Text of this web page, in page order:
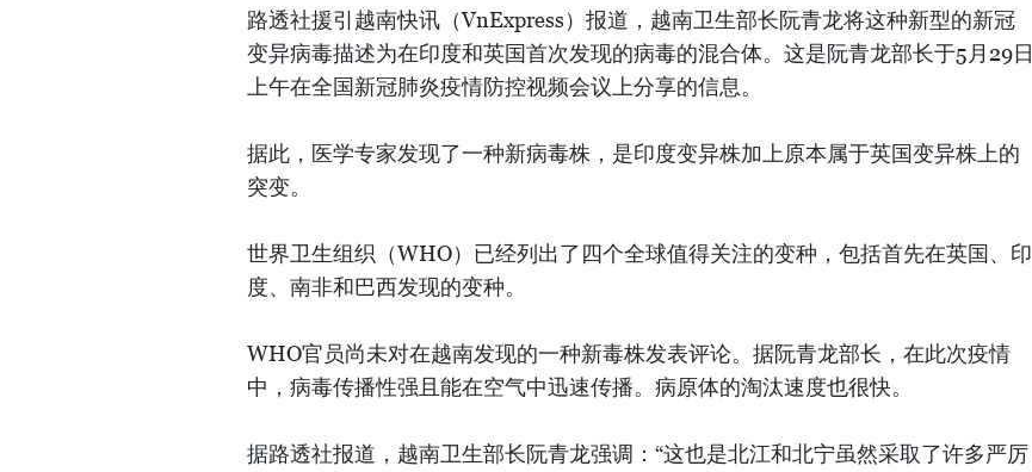
路透社援引越南快讯（VnExpress）报道，越南卫生部长阮青龙将这种新型的新冠
变异病毒描述为在印度和英国首次发现的病毒的混合体。这是阮青龙部长于5月29日
上午在全国新冠肺炎疫情防控视频会议上分享的信息。
据此，医学专家发现了一种新病毒株，是印度变异株加上原本属于英国变异株上的
突变。
世界卫生组织（WHO）已经列出了四个全球值得关注的变种，包括首先在英国、印
度、南非和巴西发现的变种。
WHO官员尚未对在越南发现的一种新毒株发表评论。据阮青龙部长，在此次疫情
中，病毒传播性强且能在空气中迅速传播。病原体的淘汰速度也很快。
据路透社报道，越南卫生部长阮青龙强调：“这也是北江和北宁虽然采取了许多严厉